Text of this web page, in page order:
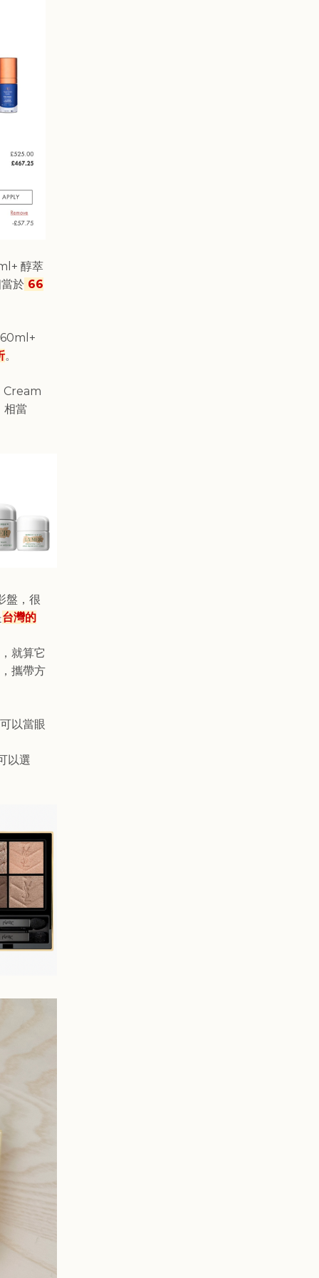
醇萃
於 66
。
Cream
相當
盤，很
台灣的
就算它
攜帶方
以當眼
以選